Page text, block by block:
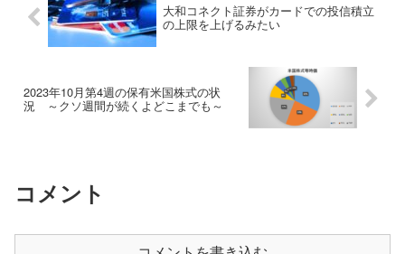
大和コネクト証券がカードでの投信積立
の上限を上げるみたい
2023年10月第4週の保有米国株式の状
況 ～クソ週間が続くよどこまでも～
コメント